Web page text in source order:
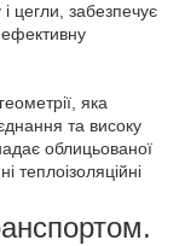
цегли, забезпечує
яка
та високу
облицьованої
теплоізоляційні